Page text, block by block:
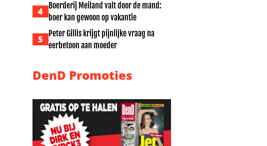
4
Boerderij Meiland valt door de mand:
boer kan gewoon op vakantie
5
Peter Gillis krijgt pijnlijke vraag na
eerbetoon aan moeder
DenD Promoties